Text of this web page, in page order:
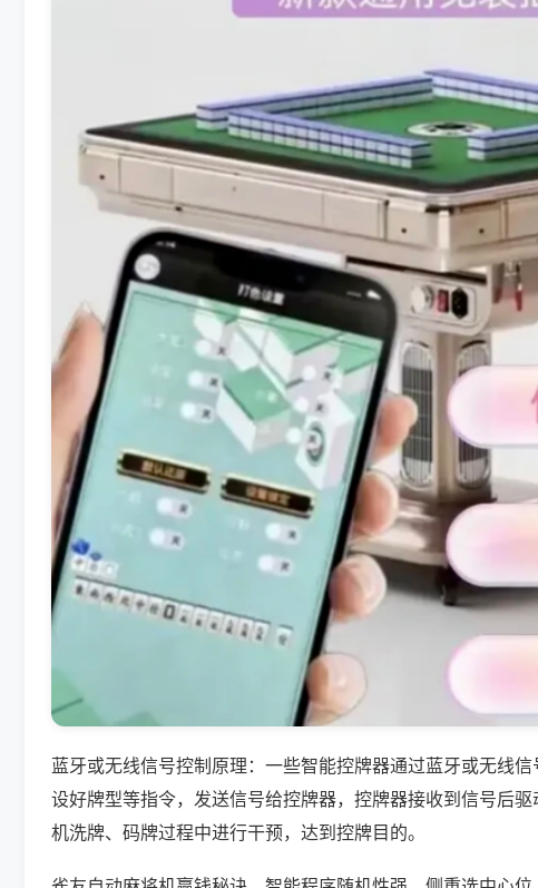
蓝牙或无线信号控制原理：一些智能控牌器通过蓝牙或无线
设好牌型等指令，发送信号给控牌器，控牌器接收到信号后
机洗牌、码牌过程中进行干预，达到控牌目的。